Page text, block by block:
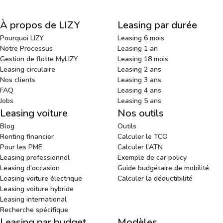
À propos de LIZY
Pourquoi LIZY
Notre Processus
Gestion de flotte MyLIZY
Leasing circulaire
Nos clients
FAQ
Jobs
Leasing par durée
Leasing 6 mois
Leasing 1 an
Leasing 18 mois
Leasing 2 ans
Leasing 3 ans
Leasing 4 ans
Leasing 5 ans
Leasing voiture
Blog
Renting financier
Pour les PME
Leasing professionnel
Leasing d'occasion
Leasing voiture électrique
Leasing voiture hybride
Leasing international
Recherche spécifique
Nos outils
Outils
Calculer le TCO
Calculer l'ATN
Exemple de car policy
Guide budgétaire de mobilité
Calculer la déductibilité